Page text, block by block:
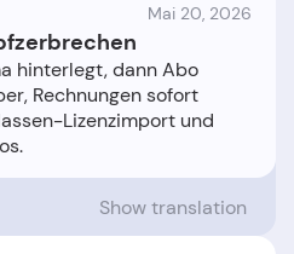
Mai 20, 2026
hinterlegt, dann Abo
Rechnungen sofort
Lizenzimport und
Show translation